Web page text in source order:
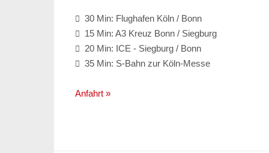
 30 Min: Flughafen Köln / Bonn
 15 Min: A3 Kreuz Bonn / Siegburg
 20 Min: ICE - Siegburg / Bonn
 35 Min: S-Bahn zur Köln-Messe
Anfahrt »